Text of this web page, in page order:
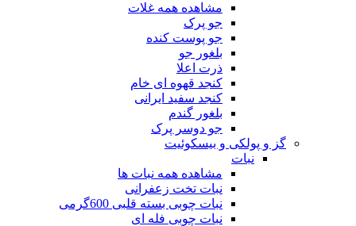
مشاهده همه غلات
جو پرک
جو پوست کنده
بلغور جو
ذرت اعلا
کنجد قهوه ای خام
کنجد سفید ایرانی
بلغور گندم
جو دوسر پرک
گز و پولکی و بیسکوئیت
نبات
مشاهده همه نبات ها
نبات تخت زعفرانی
نبات چوبی بسته قلبی 600گرمی
نبات چوبی فله ای